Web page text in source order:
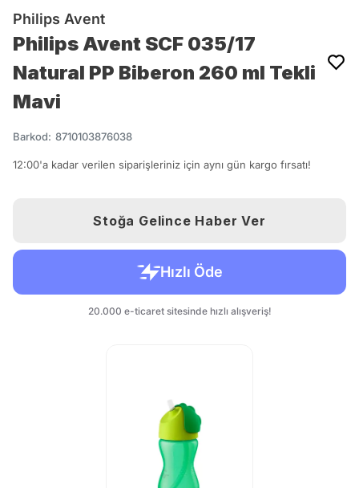
Philips Avent
Philips Avent SCF 035/17
Natural PP Biberon 260 ml Tekli
Mavi
Barkod: 8710103876038
12:00'a kadar verilen siparişleriniz için aynı gün kargo fırsatı!
Stoğa Gelince Haber Ver